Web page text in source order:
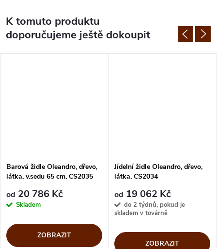
K tomuto produktu
doporučujeme ještě dokoupit
Barová židle Oleandro, dřevo,
látka, v.sedu 65 cm, CS2035
od 20 786 Kč
Skladem
ZOBRAZIT
Jídelní židle Oleandro, dřevo,
látka, CS2034
od 19 062 Kč
do 2 týdnů, pokud je
skladem v továrně
ZOBRAZIT